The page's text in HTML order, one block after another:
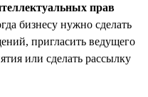
прав
бизнесу нужно сделать
пригласить ведущего
или сделать рассылку